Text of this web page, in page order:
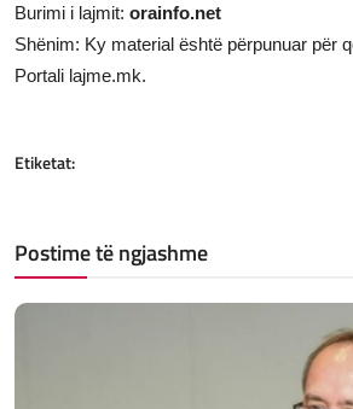
Burimi i lajmit: orainfo.net
Shënim: Ky material është përpunuar për
Portali lajme.mk.
Etiketat:
Postime të ngjashme